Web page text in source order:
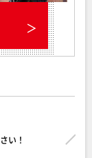
い！